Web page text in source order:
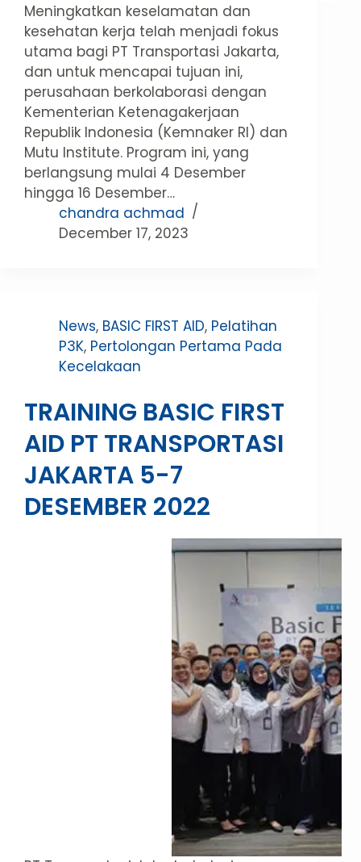
Meningkatkan keselamatan dan
kesehatan kerja telah menjadi fokus
utama bagi PT Transportasi Jakarta,
dan untuk mencapai tujuan ini,
perusahaan berkolaborasi dengan
Kementerian Ketenagakerjaan
Republik Indonesia (Kemnaker RI) dan
Mutu Institute. Program ini, yang
berlangsung mulai 4 Desember
hingga 16 Desember…
chandra achmad
December 17, 2023
News, BASIC FIRST AID, Pelatihan
P3K, Pertolongan Pertama Pada
Kecelakaan
TRAINING BASIC FIRST
AID PT TRANSPORTASI
JAKARTA 5-7
DESEMBER 2022